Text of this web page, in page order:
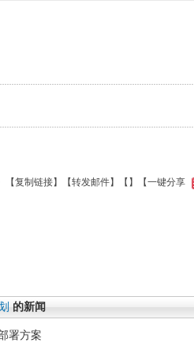
【复制链接】【转发邮件】【 】 【一键分享
的新闻
署方案